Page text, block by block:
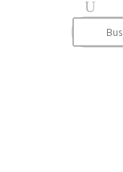
Buscar: